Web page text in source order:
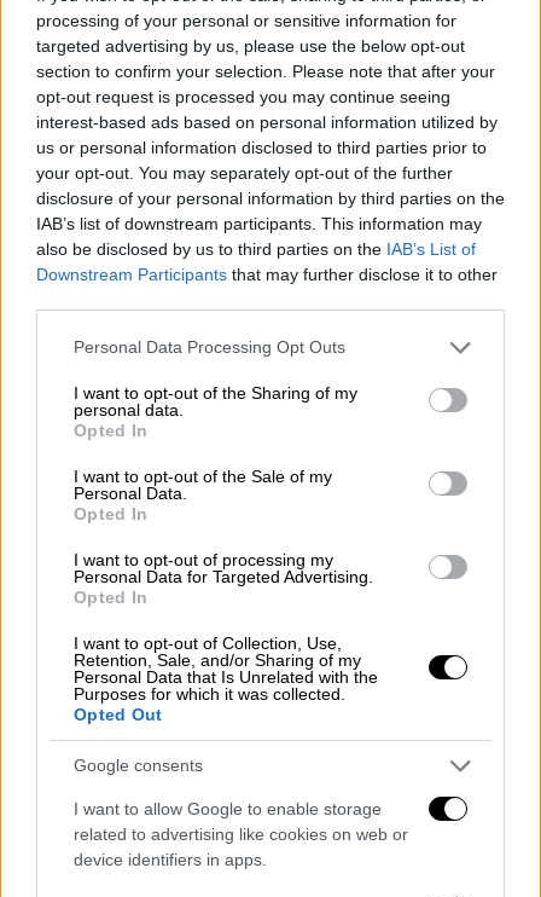
processing of your personal or sensitive information for
targeted advertising by us, please use the below opt-out
section to confirm your selection. Please note that after your
opt-out request is processed you may continue seeing
interest-based ads based on personal information utilized by
us or personal information disclosed to third parties prior to
your opt-out. You may separately opt-out of the further
disclosure of your personal information by third parties on the
IAB’s list of downstream participants. This information may
also be disclosed by us to third parties on the IAB’s List of
Downstream Participants that may further disclose it to other
Please note that this website/app uses one or more Google
not limited to your visit or usage behaviour. You may click to
grant or deny consent to Google and its third-party tags to
use your data for below specified purposes in below Google
consent section.
Personal Data Processing Opt Outs
I want to opt-out of the Sharing of my
personal data.
Opted In
I want to opt-out of the Sale of my
Personal Data.
Opted In
I want to opt-out of processing my
Personal Data for Targeted Advertising.
Opted In
I want to opt-out of Collection, Use,
Retention, Sale, and/or Sharing of my
Personal Data that Is Unrelated with the
Purposes for which it was collected.
Opted Out
Google consents
I want to allow Google to enable storage
related to advertising like cookies on web or
device identifiers in apps.
ολυμπιακού κέντρου κολύμβησηςβόρεια του
Παρισιού, με την κάμερα να καταγράφει την
αμήχανη στιγμή του πάνω στονβατήρα.
ΔΙΑΒΑΣΤΕ ΕΠΙΣΗΣ
Ελλάδα|05.04.2024 07:05
Άγιοι Ανάργυροι: Η Κυριακή
ξεψυχούσε και οι αστυνομικοί
Γελώντας για το
περιστατικό αργότερα στα
μέσα κοινωνικής δικτύωσης
ευχαρίστησε τον κόσμο για την υποστήριξή
του, λέγοντας: «Προς ενημέρωσή σας, η
μου...».